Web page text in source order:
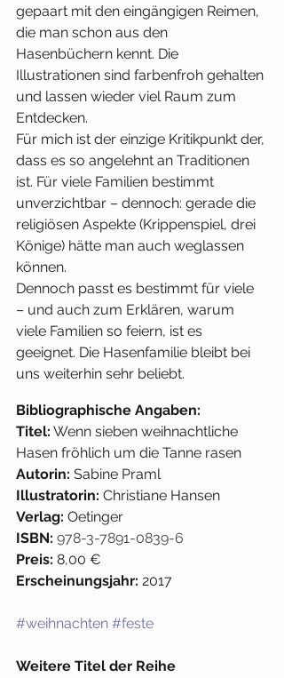
gepaart mit den eingängigen Reimen,
die man schon aus den
Hasenbüchern kennt. Die
Illustrationen sind farbenfroh gehalten
und lassen wieder viel Raum zum
Entdecken.
Für mich ist der einzige Kritikpunkt der,
dass es so angelehnt an Traditionen
ist. Für viele Familien bestimmt
unverzichtbar – dennoch: gerade die
religiösen Aspekte (Krippenspiel, drei
Könige) hätte man auch weglassen
können.
Dennoch passt es bestimmt für viele
– und auch zum Erklären, warum
viele Familien so feiern, ist es
geeignet. Die Hasenfamilie bleibt bei
uns weiterhin sehr beliebt.
Bibliographische Angaben:
Titel: Wenn sieben weihnachtliche
Hasen fröhlich um die Tanne rasen
Autorin: Sabine Praml
Illustratorin: Christiane Hansen
Verlag: Oetinger
ISBN: 978-3-7891-0839-6
Preis: 8,00 €
Erscheinungsjahr: 2017
#weihnachten #feste
Weitere Titel der Reihe